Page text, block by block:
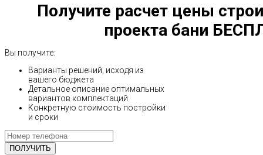
Получите расчет цены
проекта бани
Вы получите:
Варианты решений, исходя из
вашего бюджета
Детальное описание оптимальных
вариантов комплектаций
Конкретную стоимость постройки
и сроки